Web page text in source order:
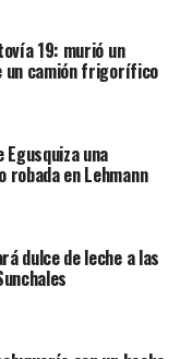
y
mantener
lareapertura de
propuesta con la
Suardi
19: murió un
un camión frigorífico
una
robada en Lehmann
dulce de leche a las